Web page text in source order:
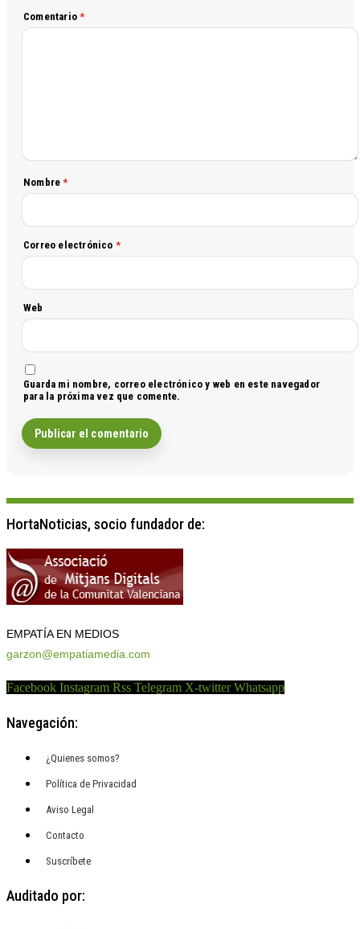
Comentario*
Nombre*
Correo electrónico *
Web
Guarda mi nombre, correo electrónico y web en este navegador
para la próxima vez que comente.
HortaNoticias, socio fundador de:
EMPATÍA EN MEDIOS
garzon@empatiamedia.com
Facebook Instagram Rss Telegram X-twitter Whatsapp
Navegación:
¿Quienes somos?
Política de Privacidad
Aviso Legal
Contacto
Suscríbete
Auditado por: